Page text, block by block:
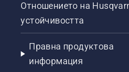
Отношението на
устойчивостта
Правна продуктова
информация